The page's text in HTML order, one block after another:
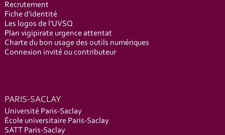
Recrutement
Fiche d'identité
Les logos de l'UVSQ
Plan vigipirate urgence attentat
Charte du bon usage des outils numériques
Connexion invité ou contributeur
PARIS-SACLAY
Université Paris-Saclay
École universitaire Paris-Saclay
SATT Paris-Saclay